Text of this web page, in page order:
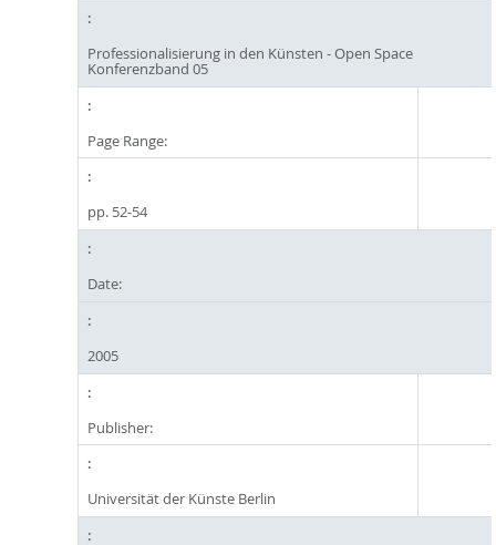
Professionalisierung in den Künsten - Open Space
Konferenzband 05
Page Range:
pp. 52-54
Date:
2005
Publisher:
Universität der Künste Berlin